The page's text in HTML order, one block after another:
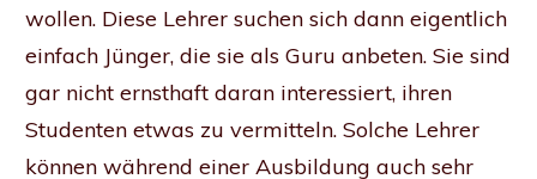
wollen. Diese Lehrer suchen sich dann eigentlich
einfach Jünger, die sie als Guru anbeten. Sie sind
gar nicht ernsthaft daran interessiert, ihren
Studenten etwas zu vermitteln. Solche Lehrer
können während einer Ausbildung auch sehr